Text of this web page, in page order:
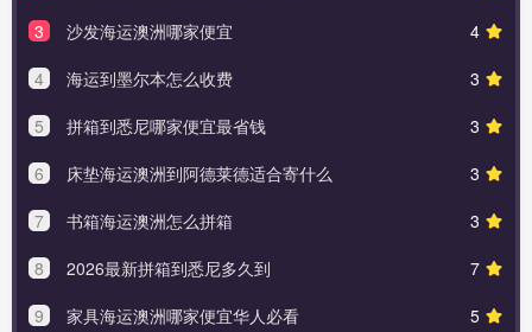
4
3
沙发海运澳洲哪家便宜
3
4
海运到墨尔本怎么收费
3
5
拼箱到悉尼哪家便宜最省钱
3
6
床垫海运澳洲到阿德莱德适合寄什么
3
7
书箱海运澳洲怎么拼箱
7
8
2026最新拼箱到悉尼多久到
5
9
家具海运澳洲哪家便宜华人必看